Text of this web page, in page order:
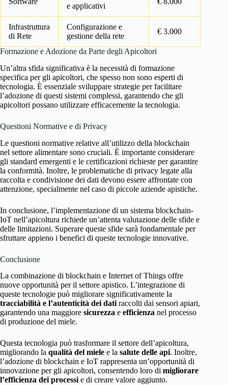
e applicativi
Infrastruttura
di Rete
Configurazione e
gestione della rete
€ 3.000
Formazione e Adozione da Parte degli Apicoltori
Un’altra sfida significativa è la necessità di formazione
specifica per gli apicoltori, che spesso non sono esperti di
tecnologia. È essenziale sviluppare strategie per facilitare
l’adozione di questi sistemi complessi, garantendo che gli
apicoltori possano utilizzare efficacemente la tecnologia.
Questioni Normative e di Privacy
Le questioni normative relative all’utilizzo della blockchain
nel settore alimentare sono cruciali. È importante considerare
gli standard emergenti e le certificazioni richieste per garantire
la conformità. Inoltre, le problematiche di privacy legate alla
raccolta e condivisione dei dati devono essere affrontate con
attenzione, specialmente nel caso di piccole aziende apistiche.
In conclusione, l’implementazione di un sistema blockchain-
IoT nell’apicoltura richiede un’attenta valutazione delle sfide e
delle limitazioni. Superare queste sfide sarà fondamentale per
sfruttare appieno i benefici di queste tecnologie innovative.
Conclusione
La combinazione di blockchain e Internet of Things offre
nuove opportunità per il settore apistico. L’integrazione di
queste tecnologie può migliorare significativamente la
tracciabilità e l’autenticità dei dati raccolti dai sensori apiari,
garantendo una maggiore sicurezza e efficienza nel processo
di produzione del miele.
Questa tecnologia può trasformare il settore dell’apicoltura,
migliorando la qualità del miele e la salute delle api. Inoltre,
l’adozione di blockchain e IoT rappresenta un’opportunità di
innovazione per gli apicoltori, consentendo loro di migliorare
l’efficienza dei processi e di creare valore aggiunto.